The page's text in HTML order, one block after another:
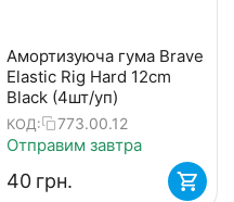
Амортизуюча гума Brave
Elastic Rig Hard 12cm
Black (4шт/уп)
КОД: 773.00.12
Отправим завтра
‍40‍ грн.